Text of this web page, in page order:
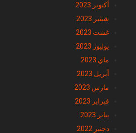
أكتوبر 2023
شتنبر 2023
غشت 2023
يوليوز 2023
ماي 2023
أبريل 2023
مارس 2023
فبراير 2023
يناير 2023
دجنبر 2022